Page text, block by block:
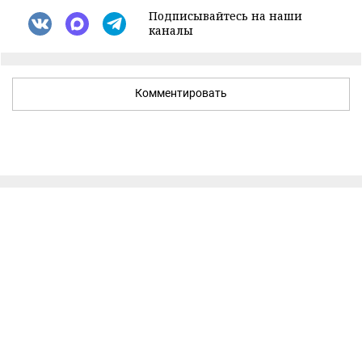
Подписывайтесь на наши
каналы
Комментировать